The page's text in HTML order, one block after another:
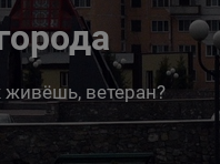
живёшь, ветеран?